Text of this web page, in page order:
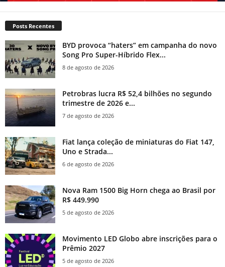
Posts Recentes
BYD provoca “haters” em campanha do novo
Song Pro Super-Híbrido Flex...
8 de agosto de 2026
Petrobras lucra R$ 52,4 bilhões no segundo
trimestre de 2026 e...
7 de agosto de 2026
Fiat lança coleção de miniaturas do Fiat 147,
Uno e Strada...
6 de agosto de 2026
Nova Ram 1500 Big Horn chega ao Brasil por
R$ 449.990
5 de agosto de 2026
Movimento LED Globo abre inscrições para o
Prêmio 2027
5 de agosto de 2026